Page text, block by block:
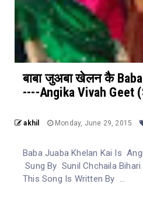
बाबा जुअबा खेलन कै
----Angika Vivah Geet
akhil Monday, June 29, 2015
Baba Juaba Khelan Kai Is
Sung By Sunil Chchaila
This Song Is Written By ...